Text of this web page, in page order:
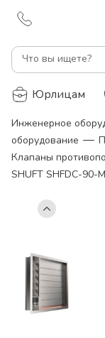
Что вы ищете?
Юрлицам
Инженерное
оборудование —
Клапаны
SHUFT SHFDC-